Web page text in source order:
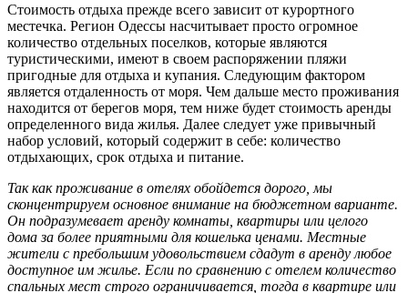
Стоимость отдыха прежде всего зависит от курортного
местечка. Регион Одессы насчитывает просто огромное
количество отдельных поселков, которые являются
туристическими, имеют в своем распоряжении пляжи
пригодные для отдыха и купания. Следующим фактором
является отдаленность от моря. Чем дальше место проживания
находится от берегов моря, тем ниже будет стоимость аренды
определенного вида жилья. Далее следует уже привычный
набор условий, который содержит в себе: количество
отдыхающих, срок отдыха и питание.
Так как проживание в отелях обойдется дорого, мы
сконцентрируем основное внимание на бюджетном варианте.
Он подразумевает аренду комнаты, квартиры или целого
дома за более приятными для кошелька ценами. Местные
жители с пребольшим удовольствием сдадут в аренду любое
доступное им жилье. Если по сравнению с отелем количество
спальных мест строго ограничивается, тогда в квартире или